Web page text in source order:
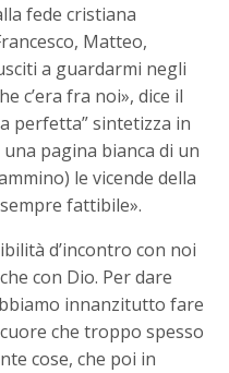
fede cristiana
Matteo,
a guardarmi negli
c’era fra noi», dice il
perfetta” sintetizza in
pagina bianca di un
le vicende della
fattibile».
d’incontro con noi
con Dio. Per dare
innanzitutto fare
che troppo spesso
cose, che poi in